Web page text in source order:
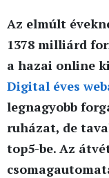
Az elmúlt
1378 milliárd
a hazai online
Digital éves
legnagyobb
ruházat, de
top5-be. Az